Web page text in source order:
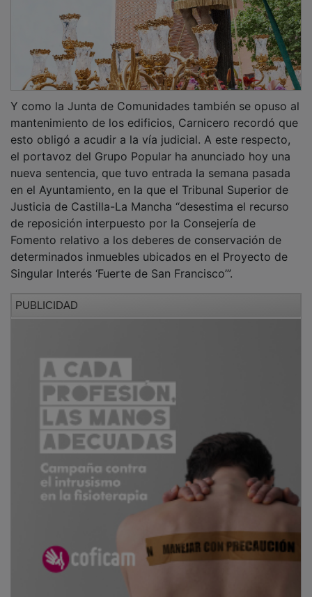
mantenimiento de los edificios, Carnicero recordó que
esto obligó a acudir a la vía judicial. A este respecto,
el portavoz del Grupo Popular ha anunciado hoy una
nueva sentencia, que tuvo entrada la semana pasada
en el Ayuntamiento, en la que el Tribunal Superior de
Justicia de Castilla-La Mancha “desestima el recurso
de reposición interpuesto por la Consejería de
Fomento relativo a los deberes de conservación de
determinados inmuebles ubicados en el Proyecto de
Singular Interés ‘Fuerte de San Francisco’”.